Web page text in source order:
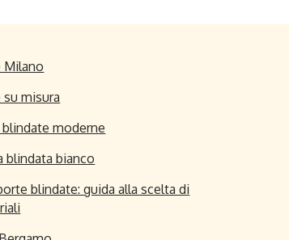
Milano
misura
moderne
blindata bianco
blindate: guida alla scelta di